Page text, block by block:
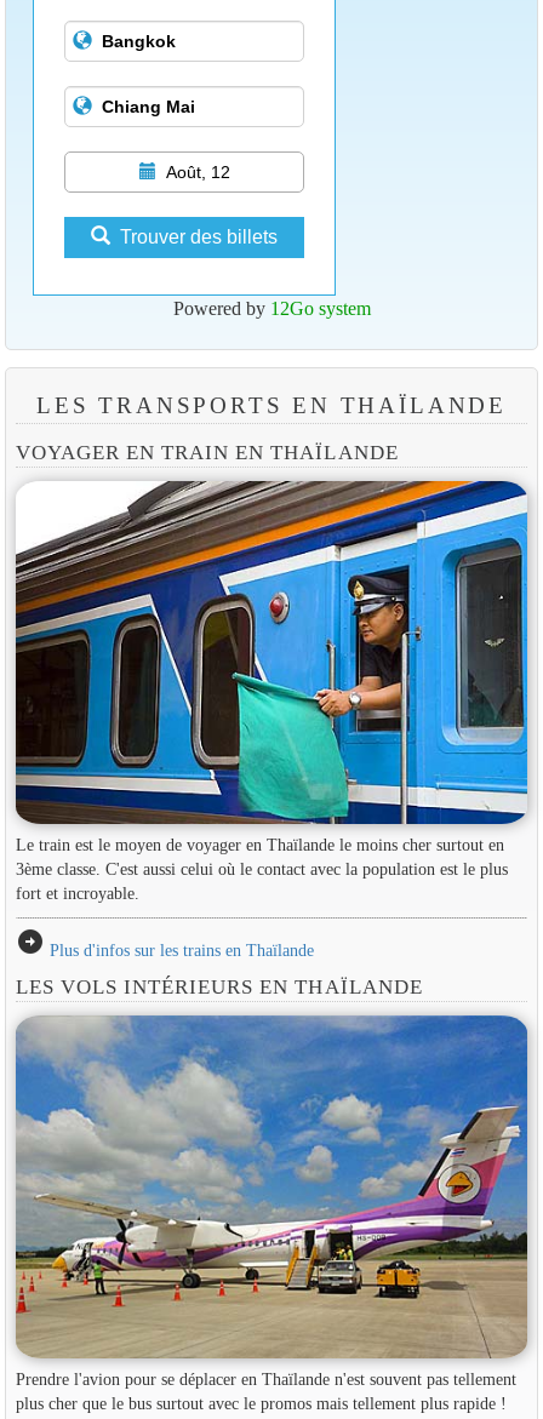
Août, 12
Trouver des billets
Powered by 12Go system
LES TRANSPORTS EN THAÏLANDE
VOYAGER EN TRAIN EN THAÏLANDE
Le train est le moyen de voyager en Thaïlande le moins cher surtout en
3ème classe. C'est aussi celui où le contact avec la population est le plus
fort et incroyable.
arrow_circle_right Plus d'infos sur les trains en Thaïlande
LES VOLS INTÉRIEURS EN THAÏLANDE
Prendre l'avion pour se déplacer en Thaïlande n'est souvent pas tellement
plus cher que le bus surtout avec le promos mais tellement plus rapide !